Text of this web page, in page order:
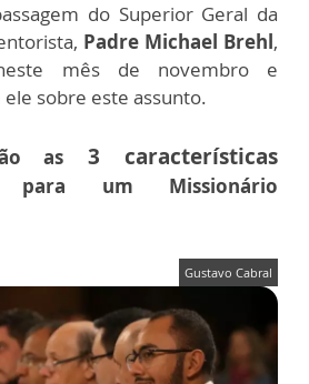
do Superior Geral da
Padre Michael Brehl,
mês de novembro e
sobre este assunto.
as 3 características
para um Missionário
Gustavo Cabral